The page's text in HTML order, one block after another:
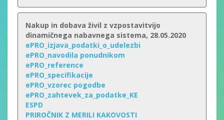
Nakup in dobava živil z vzpostavitvijo
dinamičnega nabavnega sistema, 28.05.2020
ePRO_izjava_podatki_o_udelezbi
ePRO_navodila ponudnikom
ePRO_reference
ePRO_specifikacije
ePRO_vzorec pogodbe
ePRO_zahtevek_za_podatke_KE
ESPD
PRIROČNIK Z MERILI KAKOVOSTI